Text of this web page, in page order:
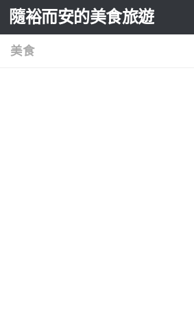
Skip to content
隨裕而安的美食旅遊
美食